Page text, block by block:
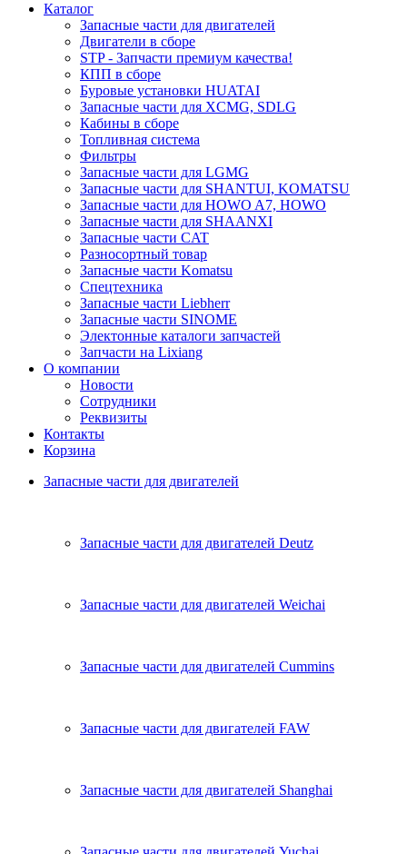
Каталог
Запасные части для двигателей
Двигатели в сборе
STP - Запчасти премиум качества!
КПП в сборе
Буровые установки HUATAI
Запасные части для XCMG, SDLG
Кабины в сборе
Топливная система
Фильтры
Запасные части для LGMG
Запасные части для SHANTUI, KOMATSU
Запасные части для HOWO A7, HOWO
Запасные части для SHAANXI
Запасные части CAT
Разносортный товар
Запасные части Komatsu
Спецтехника
Запасные части Liebherr
Запасные части SINOME
Электонные каталоги запчастей
Запчасти на Lixiang
О компании
Новости
Сотрудники
Реквизиты
Контакты
Корзина
Запасные части для двигателей
Запасные части для двигателей Deutz
Запасные части для двигателей Weichai
Запасные части для двигателей Cummins
Запасные части для двигателей FAW
Запасные части для двигателей Shanghai